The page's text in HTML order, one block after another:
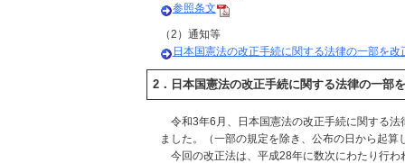
参照条文
（2）通知等
日本国憲法の改正手続に関する法律の一部を
2．日本国憲法の改正手続に関する法律の一部
令和3年6月、日本国憲法の改正手続に関する
ました。（一部の規定を除き、公布の日から起算
今回の改正法は、平成28年に数次にわたり行わ